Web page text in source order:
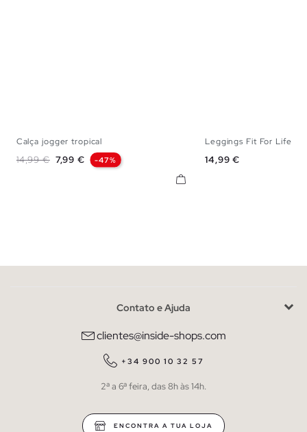
S
Calça jogger tropical
Preço normal
14,99 € Preço
7,99 € -47%
Leggings Fit For Life
Preço
14,99 €
Contato e Ajuda
clientes@inside-shops.com
+34 900 10 32 57
2ª a 6ª feira, das 8h às 14h.
ENCONTRA A TUA LOJA